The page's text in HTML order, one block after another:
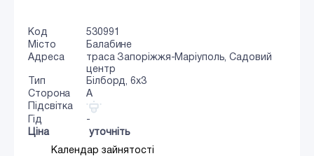
Код
530991
Місто
Балабине
Адреса
траса Запоріжжя-Маріуполь, Садовий
центр
Тип
Білборд, 6x3
Сторона
A
Підсвітка
Гід
-
Ціна
уточніть
Календар зайнятості